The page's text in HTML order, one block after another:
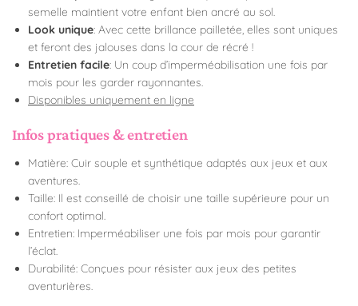
semelle maintient votre enfant bien ancré au sol.
Look unique: Avec cette brillance pailletée, elles sont uniques
et feront des jalouses dans la cour de récré !
Entretien facile: Un coup d’imperméabilisation une fois par
mois pour les garder rayonnantes.
Disponibles uniquement en ligne
Infos pratiques & entretien
Matière: Cuir souple et synthétique adaptés aux jeux et aux
aventures.
Taille: Il est conseillé de choisir une taille supérieure pour un
confort optimal.
Entretien: Imperméabiliser une fois par mois pour garantir
l’éclat.
Durabilité: Conçues pour résister aux jeux des petites
aventurières.